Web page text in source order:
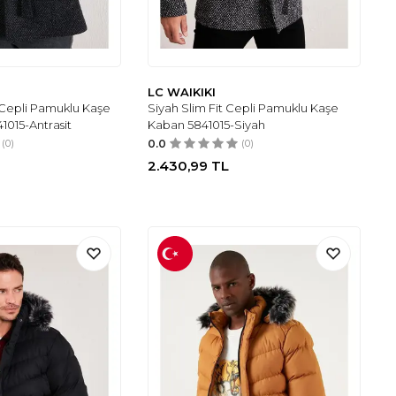
Pamuklu Kaşe
Antrasit
(0)
LC WAIKIKI
Siyah Slim Fit Cepli Pamuklu Kaşe
Kaban 5841015-Siyah
0.0 (0)
2.430,99 TL